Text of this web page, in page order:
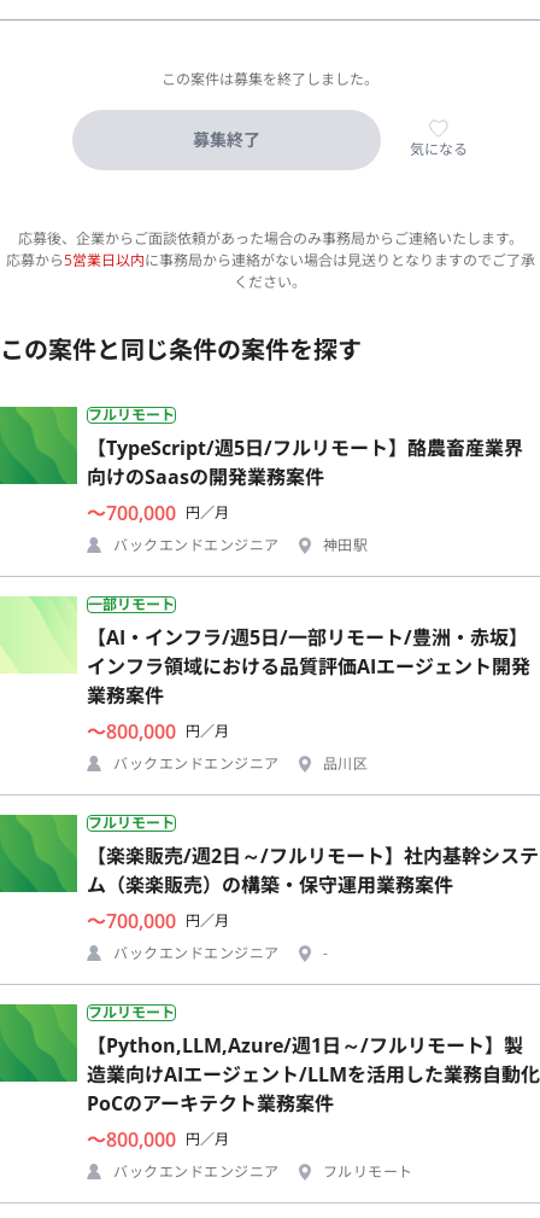
この案件は募集を終了しました。
募集終了 気になる
応募後、企業からご面談依頼があった場合のみ事務局からご連絡いたします。
応募から5営業日以内に事務局から連絡がない場合は見送りとなりますのでご了承
ください。
この案件と同じ条件の案件を探す
フルリモート
【TypeScript/週5日/フルリモート】酪農畜産業界
向けのSaasの開発業務案件
〜700,000 円／月
バックエンドエンジニア
神田駅
一部リモート
【AI・インフラ/週5日/一部リモート/豊洲・赤坂】
インフラ領域における品質評価AIエージェント開発
業務案件
〜800,000 円／月
バックエンドエンジニア
品川区
フルリモート
【楽楽販売/週2日～/フルリモート】社内基幹システ
ム（楽楽販売）の構築・保守運用業務案件
〜700,000 円／月
バックエンドエンジニア
-
フルリモート
【Python,LLM,Azure/週1日～/フルリモート】製
造業向けAIエージェント/LLMを活用した業務自動化
PoCのアーキテクト業務案件
〜800,000 円／月
バックエンドエンジニア
フルリモート